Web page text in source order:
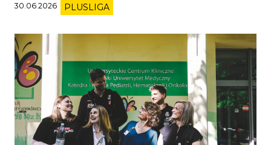
30.06.2026 PLUSLIGA